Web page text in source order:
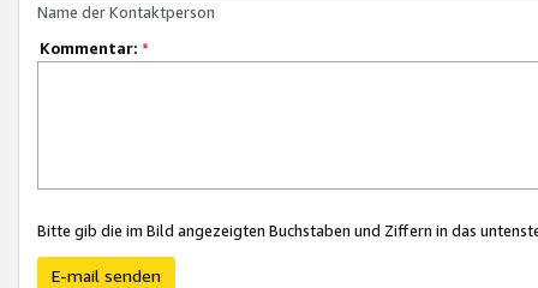
Name der Kontaktperson
Kommentar: *
Bitte gib die im Bild angezeigten Buchstaben und Ziffern in das
E-mail senden